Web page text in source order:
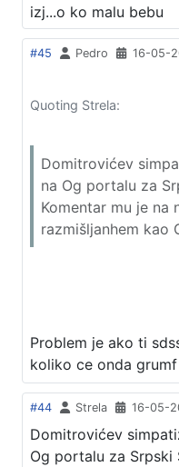
izj...o ko malu bebu
#45 Pedro 16-05-
Quoting Strela:
Domitrovićev
na Og portalu za
Komentar mu je na
razmišljanhem kao
Problem je ako ti
koliko ce onda
#44 Strela 16-05-
Domitrovićev
Og portalu za Srpski